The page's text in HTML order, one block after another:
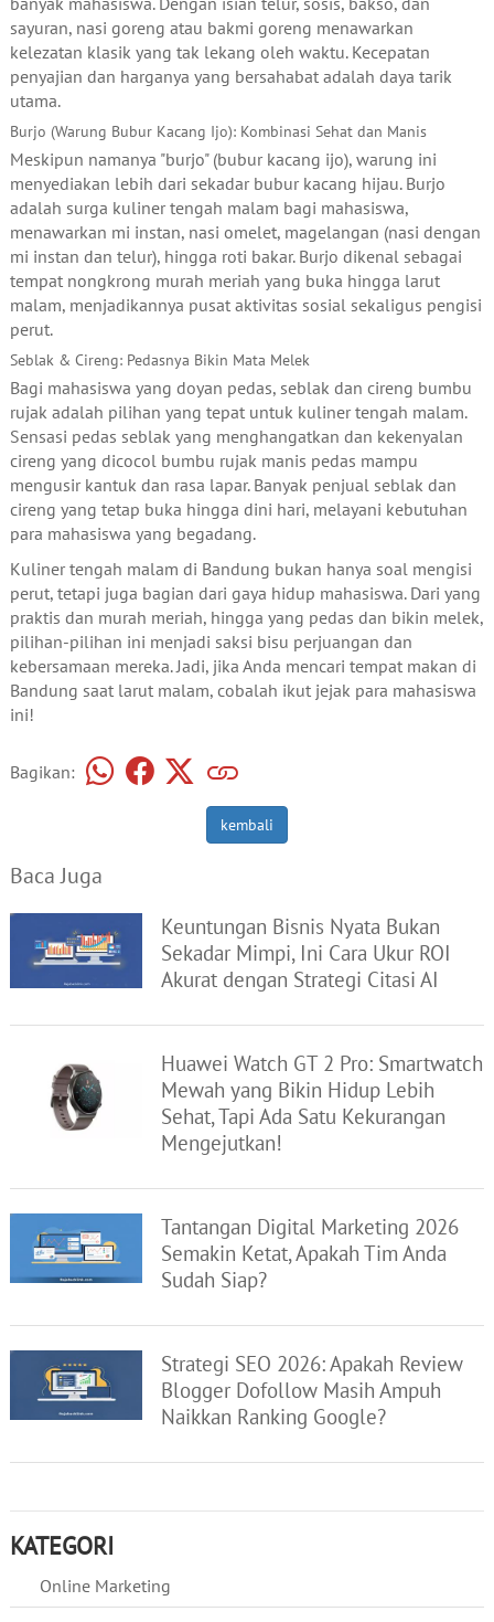
sayuran, nasi goreng atau bakmi goreng menawarkan
kelezatan klasik yang tak lekang oleh waktu. Kecepatan
penyajian dan harganya yang bersahabat adalah daya tarik
utama.
Burjo (Warung Bubur Kacang Ijo): Kombinasi Sehat dan Manis
Meskipun namanya "burjo" (bubur kacang ijo), warung ini
menyediakan lebih dari sekadar bubur kacang hijau. Burjo
adalah surga kuliner tengah malam bagi mahasiswa,
menawarkan mi instan, nasi omelet, magelangan (nasi dengan
mi instan dan telur), hingga roti bakar. Burjo dikenal sebagai
tempat nongkrong murah meriah yang buka hingga larut
malam, menjadikannya pusat aktivitas sosial sekaligus pengisi
perut.
Seblak & Cireng: Pedasnya Bikin Mata Melek
Bagi mahasiswa yang doyan pedas, seblak dan cireng bumbu
rujak adalah pilihan yang tepat untuk kuliner tengah malam.
Sensasi pedas seblak yang menghangatkan dan kekenyalan
cireng yang dicocol bumbu rujak manis pedas mampu
mengusir kantuk dan rasa lapar. Banyak penjual seblak dan
cireng yang tetap buka hingga dini hari, melayani kebutuhan
para mahasiswa yang begadang.
Kuliner tengah malam di Bandung bukan hanya soal mengisi
perut, tetapi juga bagian dari gaya hidup mahasiswa. Dari yang
praktis dan murah meriah, hingga yang pedas dan bikin melek,
pilihan-pilihan ini menjadi saksi bisu perjuangan dan
kebersamaan mereka. Jadi, jika Anda mencari tempat makan di
Bandung saat larut malam, cobalah ikut jejak para mahasiswa
ini!
Bagikan:
kembali
Baca Juga
Keuntungan Bisnis Nyata Bukan
Sekadar Mimpi, Ini Cara Ukur ROI
Akurat dengan Strategi Citasi AI
Huawei Watch GT 2 Pro: Smartwatch
Mewah yang Bikin Hidup Lebih
Sehat, Tapi Ada Satu Kekurangan
Mengejutkan!
Tantangan Digital Marketing 2026
Semakin Ketat, Apakah Tim Anda
Sudah Siap?
Strategi SEO 2026: Apakah Review
Blogger Dofollow Masih Ampuh
Naikkan Ranking Google?
KATEGORI
Online Marketing